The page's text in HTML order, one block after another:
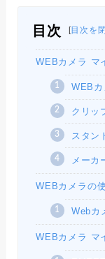
目次 目次を
WEBカメラ マ
WEBカ
クリッ
スタン
メーカ
WEBカメラの
Webカ
WEBカメラ マ